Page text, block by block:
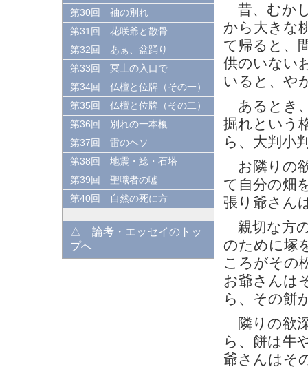
第30回 袖の別れ
第31回 花咲爺と散骨
第32回 あぁ、盆踊り
第33回 冥土の入口で
第34回 仏檀と位牌（その一）
第35回 仏檀と位牌（その二）
第36回 別れの一本榎
第37回 雷のヘソ
第38回 地震・鯰・石塔
第39回 聖職者の嘘
第40回 自然の死に方
△ 論考・エッセイのトッ
プへ
昔、むか
から大きな
て帰ると、
供のいない
いると、や
あるとき
掘れという
ら、大判小
お隣りの
て自分の畑
張り爺さん
親切な方
のために塚
ころがその
お爺さんは
ら、その餅
隣りの欲
ら、餅は牛
爺さんはそ